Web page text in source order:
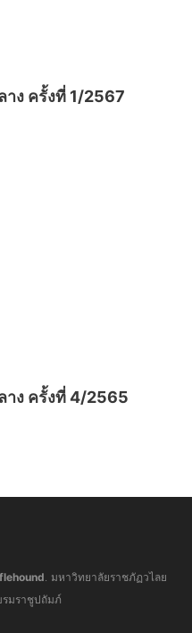
ง ครั้งที่ 1/2567
าง ครั้งที่ 4/2565
. มหาวิทยาลัยราชภัฏวไลย
รมราชูปถัมภ์